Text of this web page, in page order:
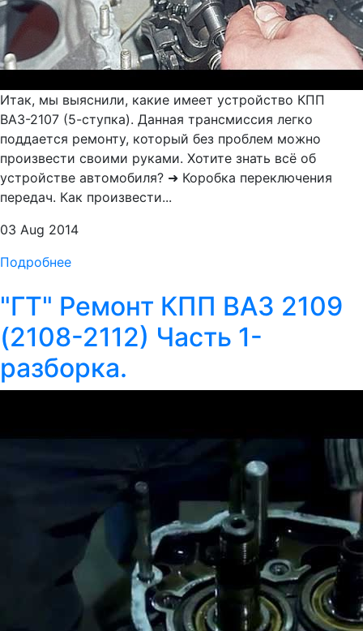
Итак, мы выяснили, какие имеет устройство КПП
ВАЗ-2107 (5-ступка). Данная трансмиссия легко
поддается ремонту, который без проблем можно
произвести своими руками. Хотите знать всё об
устройстве автомобиля? ➜ Коробка переключения
передач. Как произвести...
03 Aug 2014
Подробнее
"ГТ" Ремонт КПП ВАЗ 2109
(2108-2112) Часть 1-
разборка.